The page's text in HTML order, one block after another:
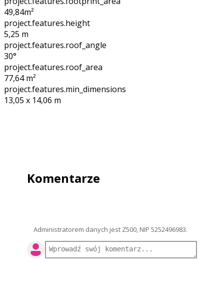
49,84m²
project.features.height
5,25 m
project.features.roof_angle
30°
project.features.roof_area
77,64m²
project.features.min_dimensions
13,05 x 14,06 m
Komentarze
Administratorem danych jest Z500, NIP 5252496983.